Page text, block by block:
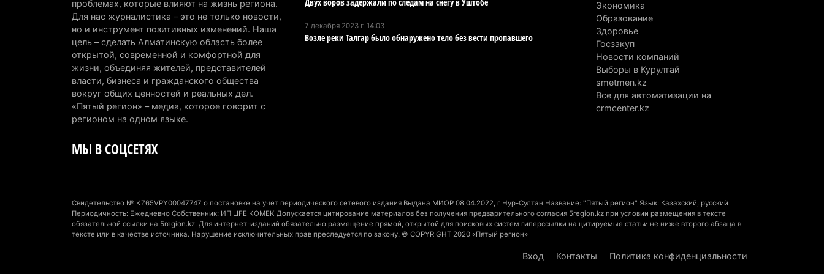
Миллионы из ОСМС похитили через
стоматологии: в Алматинской области
вынесли приговор
3 августа 2026 г. 10:17
Конная прогулка на Кольсае закончилась
вызовом спасателей
3 августа 2026 г. 09:09
проблемах, которые влияют на жизнь региона.
Для нас журналистика – это не только новости,
но и инструмент позитивных изменений. Наша
цель – сделать Алматинскую область более
открытой, современной и комфортной для
жизни, объединяя жителей, представителей
власти, бизнеса и гражданского общества
вокруг общих ценностей и реальных дел.
«Пятый регион» – медиа, которое говорит с
регионом на одном языке.
МЫ В СОЦСЕТЯХ
Двух воров задержали по следам на снегу в Уштобе
7 декабря 2023 г. 14:03
Возле реки Талгар было обнаружено тело без вести пропавшего
Экономика
Образование
Здоровье
Госзакуп
Новости компаний
Выборы в Курултай
smetmen.kz
Все для автоматизации на
crmcenter.kz
Свидетельство № KZ65VPY00047747 о постановке на учет периодического сетевого издания Выдана МИОР 08.04.2022, г Нур-Султан Название: "Пятый регион" Язык: Казахский, русский
Периодичность: Ежедневно Собственник: ИП LIFE KOMEK Допускается цитирование материалов без получения предварительного согласия 5region.kz при условии размещения в тексте
обязательной ссылки на 5region.kz. Для интернет-изданий обязательно размещение прямой, открытой для поисковых систем гиперссылки на цитируемые статьи не ниже второго абзаца в
тексте или в качестве источника. Нарушение исключительных прав преследуется по закону. © COPYRIGHT 2020 «Пятый регион»
Вход Контакты Политика конфиденциальности